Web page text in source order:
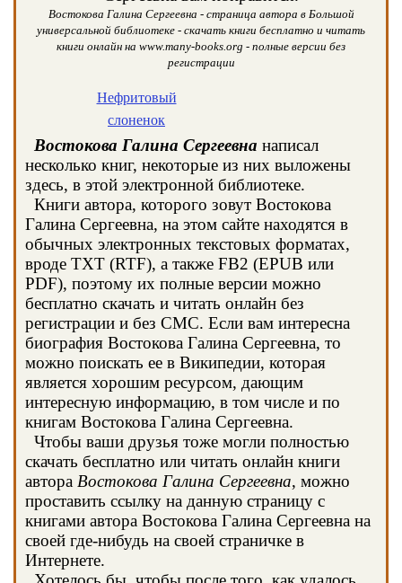
Востокова Галина Сергеевна - страница автора в Большой
универсальной библиотеке - скачать книги бесплатно и читать
книги онлайн на www.many-books.org - полные версии без
регистрации
Нефритовый
слоненок
Востокова Галина Сергеевна написал
несколько книг, некоторые из них выложены
здесь, в этой электронной библиотеке.
Книги автора, которого зовут Востокова
Галина Сергеевна, на этом сайте находятся в
обычных электронных текстовых форматах,
вроде TXT (RTF), а также FB2 (EPUB или
PDF), поэтому их полные версии можно
бесплатно скачать и читать онлайн без
регистрации и без СМС. Если вам интересна
биография Востокова Галина Сергеевна, то
можно поискать ее в Википедии, которая
является хорошим ресурсом, дающим
интересную информацию, в том числе и по
книгам Востокова Галина Сергеевна.
Чтобы ваши друзья тоже могли полностью
скачать бесплатно или читать онлайн книги
автора Востокова Галина Сергеевна, можно
проставить ссылку на данную страницу с
книгами автора Востокова Галина Сергеевна на
своей где-нибудь на своей страничке в
Интернете.